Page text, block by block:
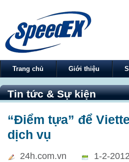
Trang chủ Giới thiệu
Tin tức & Sự kiện
“Điểm tựa” để
dịch vụ
24h.com.vn 1-2-2012